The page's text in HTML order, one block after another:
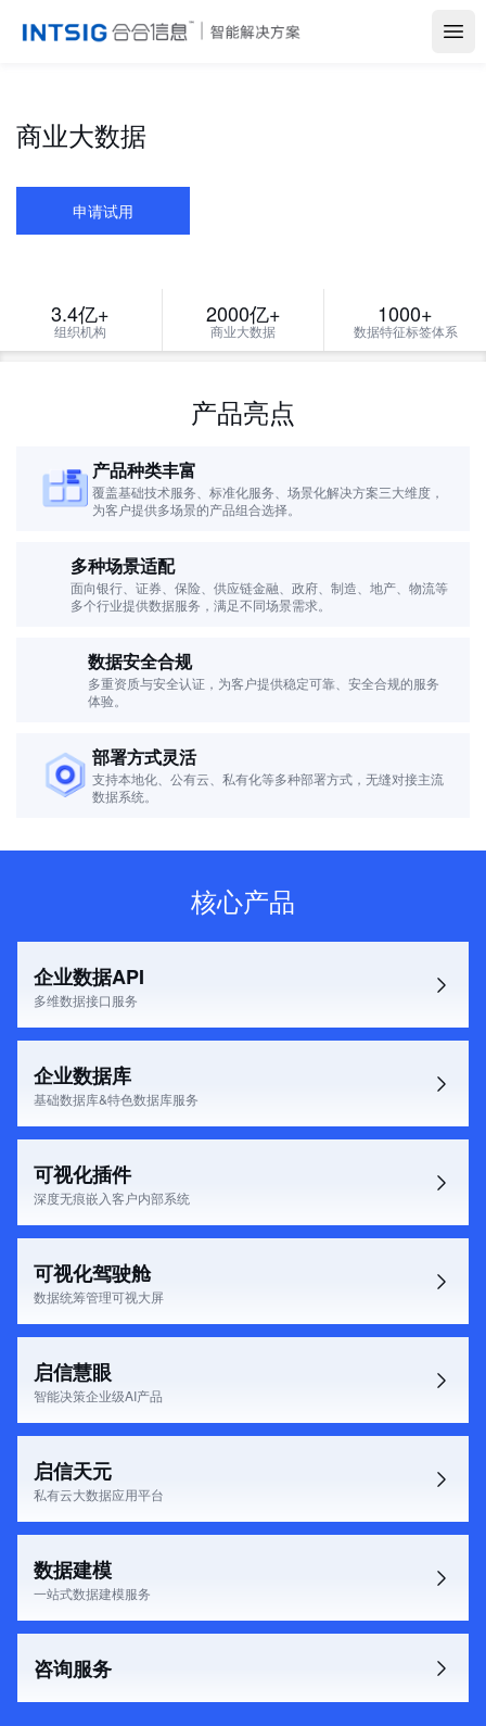
商业大数据
申请试用
3.4亿+
组织机构
2000亿+
商业大数据
1000+
数据特征标签体系
产品亮点
产品种类丰富
覆盖基础技术服务、标准化服务、场景化解决方案三大维度，
为客户提供多场景的产品组合选择。
多种场景适配
面向银行、证券、保险、供应链金融、政府、制造、地产、物流等
多个行业提供数据服务，满足不同场景需求。
数据安全合规
多重资质与安全认证，为客户提供稳定可靠、安全合规的服务
体验。
部署方式灵活
支持本地化、公有云、私有化等多种部署方式，无缝对接主流
数据系统。
核心产品
企业数据API
多维数据接口服务
企业数据库
基础数据库&特色数据库服务
可视化插件
深度无痕嵌入客户内部系统
可视化驾驶舱
数据统筹管理可视大屏
启信慧眼
智能决策企业级AI产品
启信天元
私有云大数据应用平台
数据建模
一站式数据建模服务
咨询服务